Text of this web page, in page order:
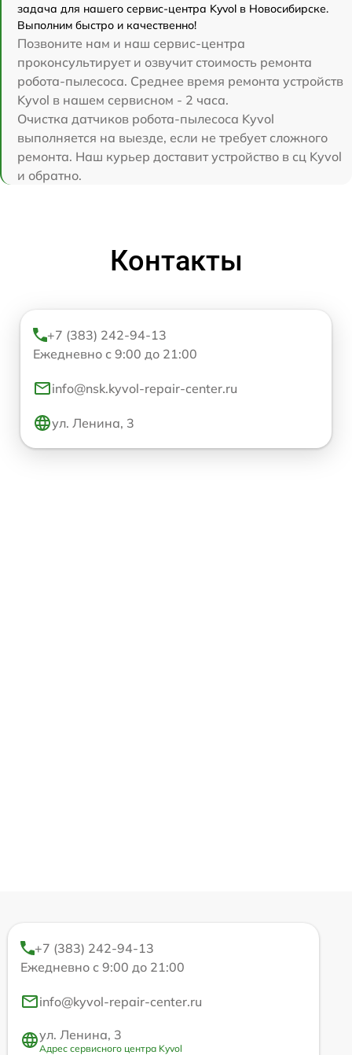
задача для нашего сервис-центра Kyvol в Новосибирске.
Выполним быстро и качественно!
Позвоните нам и наш сервис-центра
проконсультирует и озвучит стоимость ремонта
робота-пылесоса. Среднее время ремонта устройств
Kyvol в нашем сервисном - 2 часа.
Очистка датчиков робота-пылесоса Kyvol
выполняется на выезде, если не требует сложного
ремонта. Наш курьер доставит устройство в сц Kyvol
и обратно.
Контакты
+7 (383) 242-94-13
Ежедневно с 9:00 до 21:00
info@nsk.kyvol-repair-center.ru
ул. Ленина, 3
+7 (383) 242-94-13
Ежедневно с 9:00 до 21:00
info@kyvol-repair-center.ru
ул. Ленина, 3
Адрес сервисного центра Kyvol